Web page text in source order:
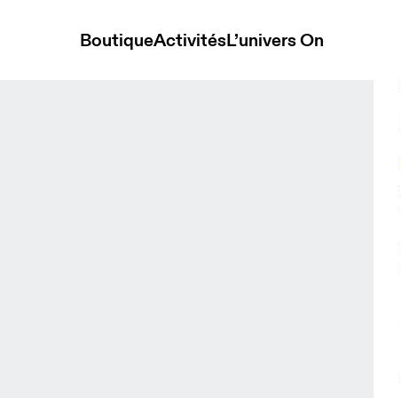
BoutiqueActivitésL’univers On